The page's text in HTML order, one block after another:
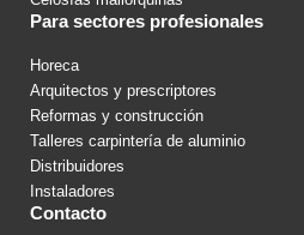
Para sectores profesionales
Horeca
Arquitectos y prescriptores
Reformas y construcción
Talleres carpintería de aluminio
Distribuidores
Instaladores
Contacto